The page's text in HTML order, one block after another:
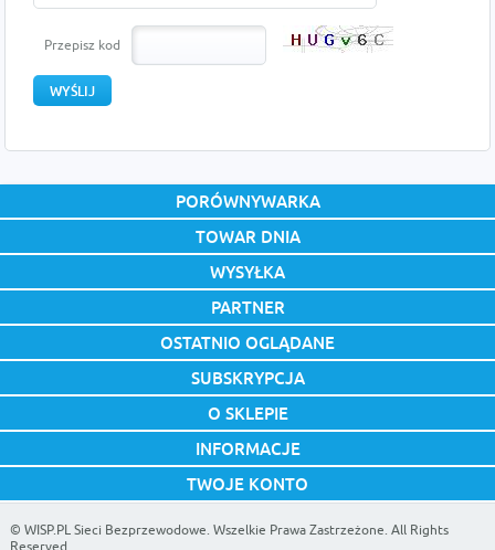
Przepisz kod
PORÓWNYWARKA
TOWAR DNIA
WYSYŁKA
PARTNER
OSTATNIO OGLĄDANE
SUBSKRYPCJA
O SKLEPIE
INFORMACJE
TWOJE KONTO
© WISP.PL Sieci Bezprzewodowe. Wszelkie Prawa Zastrzeżone. All Rights
Reserved.